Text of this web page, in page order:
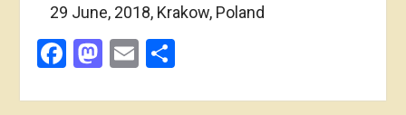
29 June, 2018, Krakow, Poland
Facebook
Mastodon
EmailПоділитися